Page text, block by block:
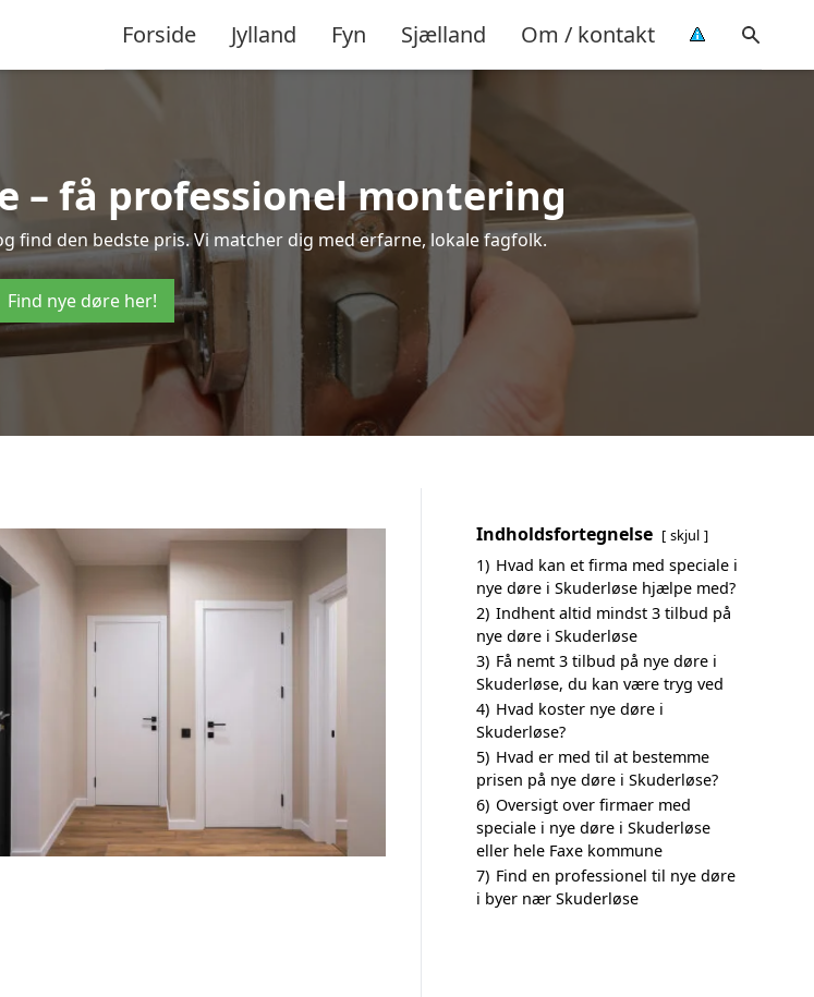
Forside Jylland Fyn Sjælland Om / kontakt
– få professionel montering
find den bedste pris. Vi matcher dig med erfarne, lokale fagfolk.
Find nye døre her!
Indholdsfortegnelse skjul
1) Hvad kan et firma med speciale i
nye døre i Skuderløse hjælpe med?
2) Indhent altid mindst 3 tilbud på
nye døre i Skuderløse
3) Få nemt 3 tilbud på nye døre i
Skuderløse, du kan være tryg ved
4) Hvad koster nye døre i
Skuderløse?
5) Hvad er med til at bestemme
prisen på nye døre i Skuderløse?
6) Oversigt over firmaer med
speciale i nye døre i Skuderløse
eller hele Faxe kommune
7) Find en professionel til nye døre
i byer nær Skuderløse